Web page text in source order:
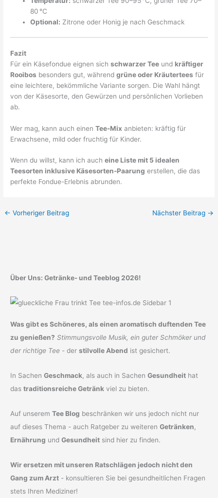
80 °C
Optional: Zitrone oder Honig je nach Geschmack
Fazit
Für ein Käsefondue eignen sichschwarzer Tee und kräftiger
Rooibos besonders gut, währendgrüne oder Kräutertees für
eine leichtere, bekömmliche Variante sorgen. Die Wahl hängt
von der Käsesorte, den Gewürzen und persönlichen Vorlieben
ab.
Wer mag, kann auch einenTee-Mix anbieten: kräftig für
Erwachsene, mild oder fruchtig für Kinder.
Wenn du willst, kann ich aucheine Liste mit 5 idealen
Teesorten inklusive Käsesorten-Paarung erstellen, die das
perfekte Fondue-Erlebnis abrunden.
← Vorheriger Beitrag Nächster Beitrag →
Über Uns: Getränke- und Teeblog 2026!
Was gibt es Schöneres, als einen aromatisch duftenden Tee
zu genießen? Stimmungsvolle Musik, ein guter Schmöker und
der richtige Tee - derstilvolle Abend ist gesichert.
In SachenGeschmack, als auch in SachenGesundheit hat
dastraditionsreiche Getränk viel zu bieten.
Auf unseremTee Blog beschränken wir uns jedoch nicht nur
auf dieses Thema - auch Ratgeber zu weiterenGetränken,
Ernährung undGesundheit sind hier zu finden.
Wir ersetzen mit unseren Ratschlägen jedoch nicht den
Gang zum Arzt - konsultieren Sie bei gesundheitlichen Fragen
stets Ihren Mediziner!